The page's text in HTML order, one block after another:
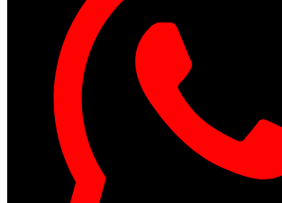
Contacto
Acceder
Iniciar Sesion
Registro
Restablecer la contraseña